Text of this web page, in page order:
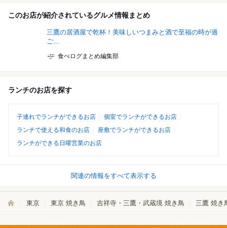
このお店が紹介されているグルメ情報まとめ
三鷹の居酒屋で乾杯！美味しいつまみと酒で至福の時が過
ご...
食べログまとめ編集部
ランチのお店を探す
子連れでランチができるお店
個室でランチができるお店
ランチで使える和食のお店
座敷でランチができるお店
ランチができる日曜営業のお店
関連の情報をすべて表示する
東京 東京 焼き鳥 吉祥寺・三鷹・武蔵境 焼き鳥 三鷹 焼き